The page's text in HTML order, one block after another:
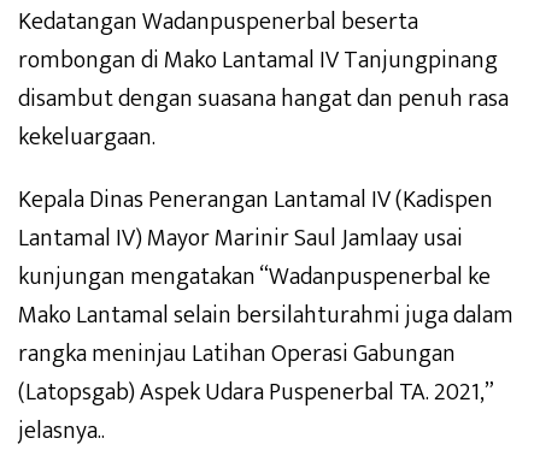
Kedatangan Wadanpuspenerbal beserta
rombongan di Mako Lantamal IV Tanjungpinang
disambut dengan suasana hangat dan penuh rasa
kekeluargaan.
Kepala Dinas Penerangan Lantamal IV (Kadispen
Lantamal IV) Mayor Marinir Saul Jamlaay usai
kunjungan mengatakan “Wadanpuspenerbal ke
Mako Lantamal selain bersilahturahmi juga dalam
rangka meninjau Latihan Operasi Gabungan
(Latopsgab) Aspek Udara Puspenerbal TA. 2021,”
jelasnya..